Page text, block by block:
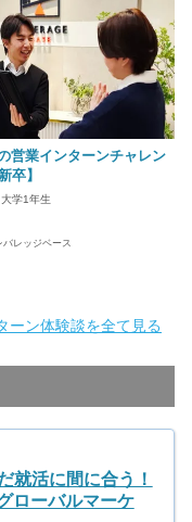
営業インターンチャレン
卒】
学1年生
バレッジベース
ーン体験談を全て見る
就活に間に合う！
ローバルマーケ